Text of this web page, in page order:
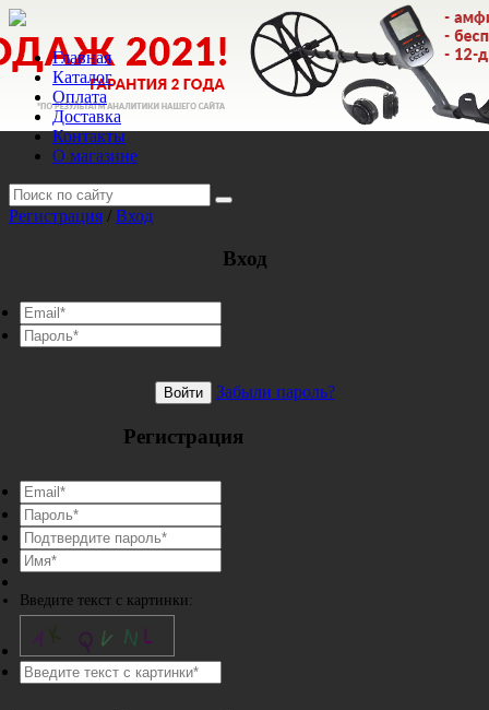
Главная
Каталог
Оплата
Доставка
Контакты
О магазине
Регистрация / Вход
Вход
Войти Забыли пароль?
Регистрация
Введите текст с картинки: